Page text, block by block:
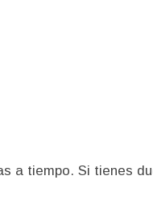
a tiempo. Si tienes